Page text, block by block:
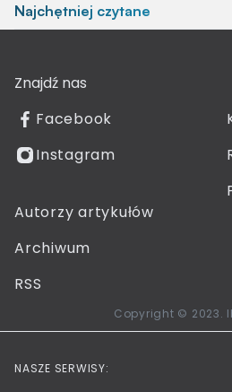
Najchętniej czytane
Znajdź nas
Facebook
Instagram
Autorzy artykułów
Archiwum
RSS
Copyright © 2023.
NASZE SERWISY: